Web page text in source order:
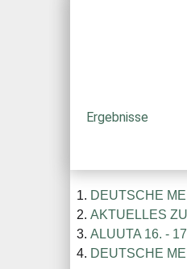
Ergebnisse
DEUTSCHE
AKTUELLES
ALUUTA 16. -
DEUTSCHE